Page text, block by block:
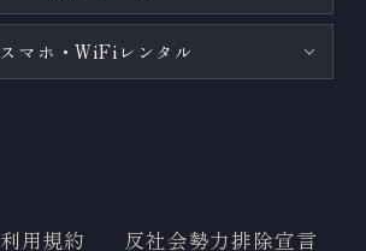
スマホ・WiFiレンタル
利用規約 反社会勢力排除宣言